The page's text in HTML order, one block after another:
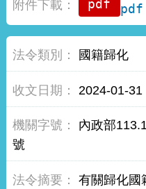
pdf
國籍歸化
2024-01-31
內政部
號
有關歸化國